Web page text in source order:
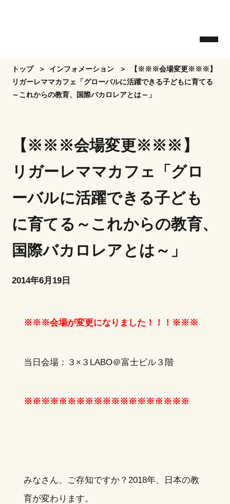
content
トップ インフォメーション
【※※※会場変更※※※】
リガーレママカフェ「グローバルに活躍できる子どもに育てる
～これからの教育、国際バカロレアとは～」
【※※※会場変更※※※】
リガーレママカフェ「グロ
ーバルに活躍できる子ども
に育てる～これからの教育、
国際バカロレアとは～」
2014年6月19日
※※※会場が変更になりました！！！※※※
当日会場： ３×３LABO＠富士ビル３階
※※※※※※※※※※※※※※※※※※※
みなさん、ご存知ですか？2018年、日本の教
育が変わります。